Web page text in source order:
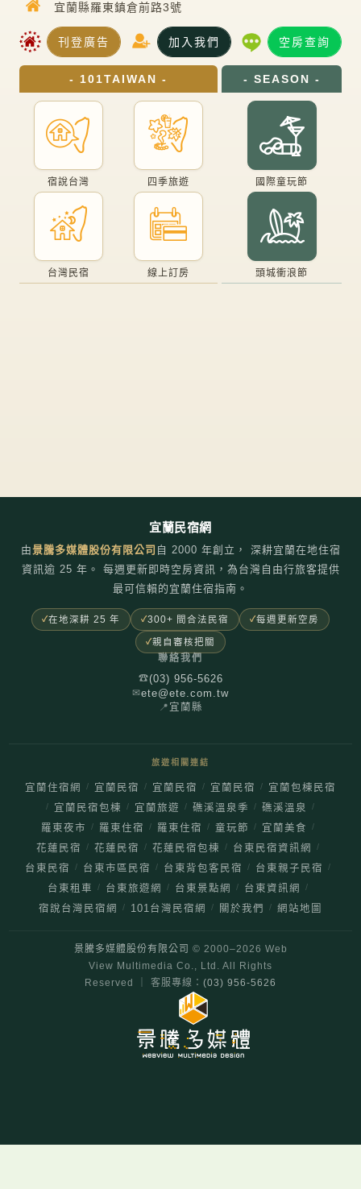
宜蘭縣羅東鎮倉前路3號
刊登廣告 加入我們 空房查詢
- 101TAIWAN -
宿說台灣 四季旅遊
台灣民宿 線上訂房
- SEASON -
國際童玩節
頭城衝浪節
宜蘭民宿網
由景騰多媒體股份有限公司 自 2000 年創立， 深耕宜蘭在地住宿
資訊逾 25 年。 每週更新即時空房資訊，為台灣自由行旅客提供
最可信賴的宜蘭住宿指南。
在地深耕 25 年 300+ 間合法民宿 每週更新空房
親自審核把關
聯絡我們
☎(03) 956-5626
✉ete@ete.com.tw
📍 宜蘭縣
旅遊相關連結
宜蘭住宿網 / 宜蘭民宿 / 宜蘭民宿 / 宜蘭民宿 / 宜蘭包棟民宿
/ 宜蘭民宿包棟 / 宜蘭旅遊 / 礁溪溫泉季 / 礁溪溫泉 /
羅東夜市 / 羅東住宿 / 羅東住宿 / 童玩節 / 宜蘭美食 /
花蓮民宿 / 花蓮民宿 / 花蓮民宿包棟 / 台東民宿資訊網 /
台東民宿 / 台東市區民宿 / 台東背包客民宿 / 台東親子民宿 /
台東租車 / 台東旅遊網 / 台東景點網 / 台東資訊網 /
宿說台灣民宿網 / 101台灣民宿網 / 關於我們 / 網站地圖
景騰多媒體股份有限公司 © 2000–2026 Web
View Multimedia Co., Ltd. All Rights
Reserved ｜ 客服專線： (03) 956-5626